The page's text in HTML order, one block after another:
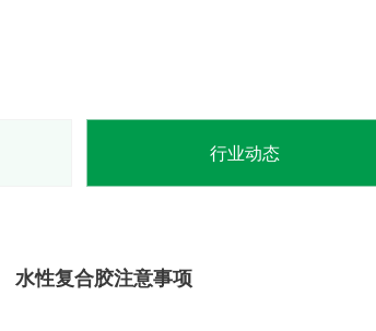
行业动态
水性复合胶注意事项